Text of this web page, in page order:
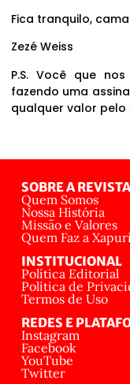
Fica tranquilo,
Zezé Weiss
P.S. Você que
fazendo uma
qualquer valor pelo
SOBRE A REVISTA
Quem Somos
Nossa História
Missão e Valores
Quem Faz a Xapuri
INSTITUCIONAL
Política Editorial
Política de
Termos de Uso
REDES E
Instagram
Facebook
YouTube
Twitter